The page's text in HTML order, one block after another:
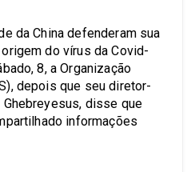
da China defenderam sua
do vírus da Covid-
8, a Organização
depois que seu diretor-
Ghebreyesus, disse que
informações